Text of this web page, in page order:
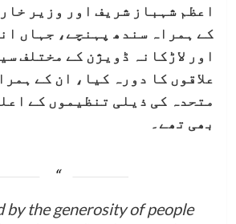
اعظم شہباز شریف اور وزیر
کے ہمراہ سندھ پہنچے، جہاں
اور لاڑکانہ ڈویژن کے مختلف
علاقوں کا دورہ کیا، ان کے
متحدہ کی ذیلی تنظیموں کے
بھی تھے۔
by the generosity of people